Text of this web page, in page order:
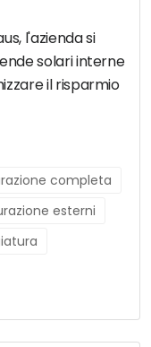
l'azienda si
solari interne
il risparmio
completa
esterni